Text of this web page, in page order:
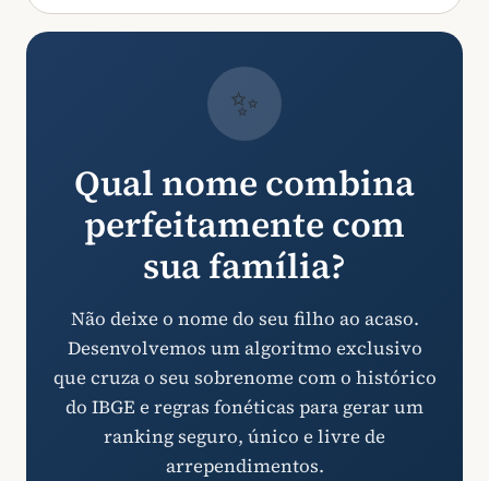
✨
Qual nome combina
perfeitamente com
sua família?
Não deixe o nome do seu filho ao acaso.
Desenvolvemos um algoritmo exclusivo
que cruza o seu sobrenome com o histórico
do IBGE e regras fonéticas para gerar um
ranking seguro, único e livre de
arrependimentos.